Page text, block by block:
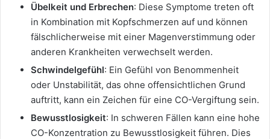
Übelkeit und Erbrechen: Diese Symptome treten oft
in Kombination mit Kopfschmerzen auf und können
fälschlicherweise mit einer Magenverstimmung oder
anderen Krankheiten verwechselt werden.
Schwindelgefühl: Ein Gefühl von Benommenheit
oder Unstabilität, das ohne offensichtlichen Grund
auftritt, kann ein Zeichen für eine CO-Vergiftung sein.
Bewusstlosigkeit: In schweren Fällen kann eine hohe
CO-Konzentration zu Bewusstlosigkeit führen. Dies